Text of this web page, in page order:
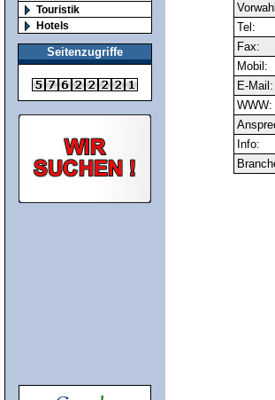
Touristik
Hotels
Seitenzugriffe
Tel:
Fax:
Mobil:
E-Mail:
WWW:
Info: